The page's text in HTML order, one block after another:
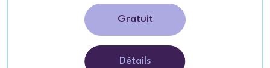
Gratuit
Détails